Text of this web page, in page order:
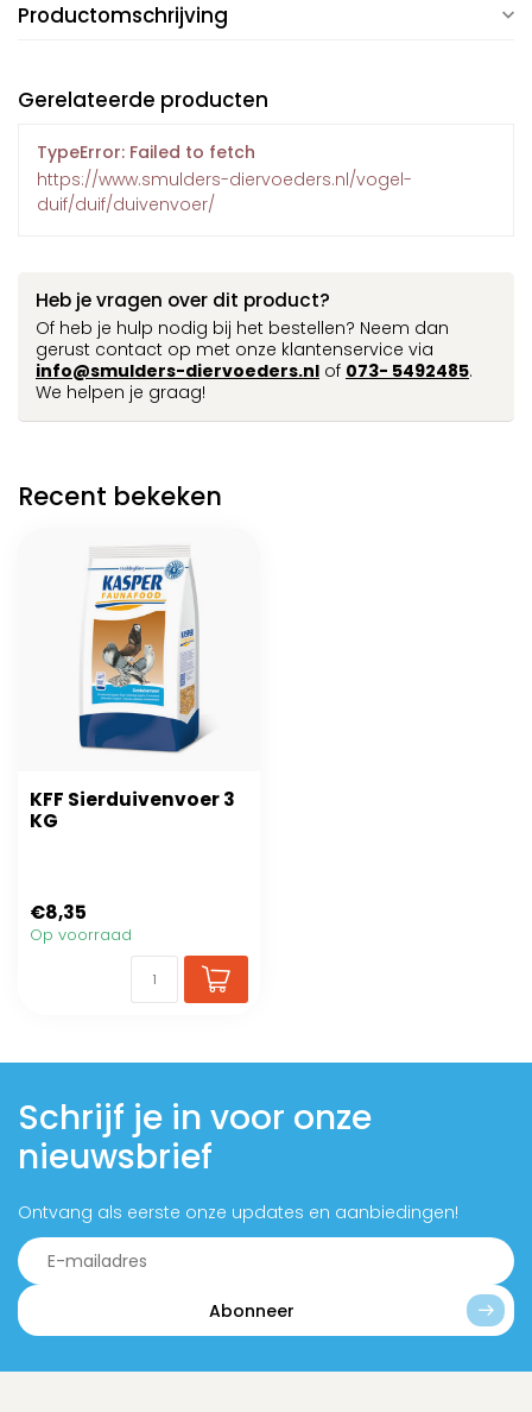
Productomschrijving
Gerelateerde producten
TypeError: Failed to fetch
https://www.smulders-diervoeders.nl/vogel-
duif/duif/duivenvoer/
Heb je vragen over dit product?
Of heb je hulp nodig bij het bestellen? Neem dan
gerust contact op met onze klantenservice via
info@smulders-diervoeders.nl of 073- 5492485.
We helpen je graag!
Recent bekeken
KFF Sierduivenvoer 3
KG
€8,35
Op voorraad
Schrijf je in voor onze
nieuwsbrief
Ontvang als eerste onze updates en aanbiedingen!
Abonneer